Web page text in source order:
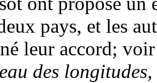
pays, et les
leur accord;
des longitudes,